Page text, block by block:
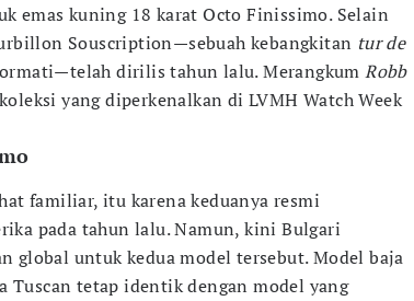
emas kuning 18 karat Octo Finissimo. Selain
Souscription—sebuah kebangkitan tur de
dirilis tahun lalu. MerangkumRobb
yang diperkenalkan di LVMH Watch Week
familiar, itu karena keduanya resmi
pada tahun lalu. Namun, kini Bulgari
global untuk kedua model tersebut. Model baja
Tuscan tetap identik dengan model yang